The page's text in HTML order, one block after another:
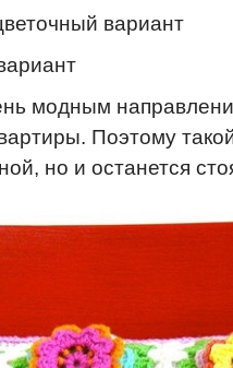
вариант
модным
Поэтому
но и останется